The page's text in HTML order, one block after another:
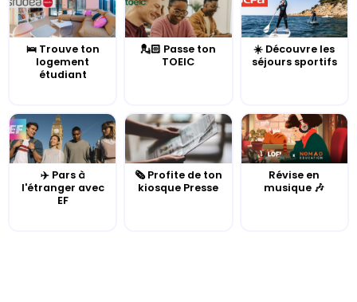
🛌 Trouve ton
logement
étudiant
💂🏻 Passe ton
TOEIC
☀️ Découvre les
séjours sportifs
✈️ Pars à
l'étranger avec
EF
🗞️ Profite de ton
kiosque Presse
Révise en
musique 🎶